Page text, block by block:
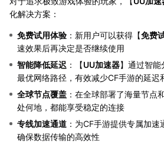
化解决方案：
免费试用体验 ：新用户可以获得【免费
速效果后再决定是否继续使用
智能降低延迟 ：【UU加速器】通过智
最优网络路径，有效减少CF手游的延迟
全球节点覆盖 ：在全球部署了海量节点
处何地，都能享受稳定的连接
专线加速通道 ：为CF手游提供专属加速
确保数据传输的高效性